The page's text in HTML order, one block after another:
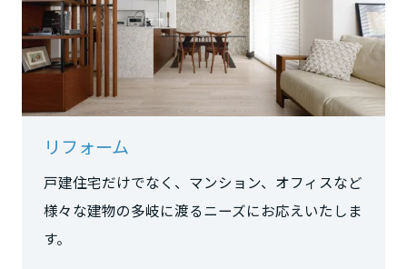
リフォーム
戸建住宅だけでなく、マンション、オフィスなど
様々な建物の多岐に渡るニーズにお応えいたしま
す。
岐阜県
静岡県
愛知県
三重県